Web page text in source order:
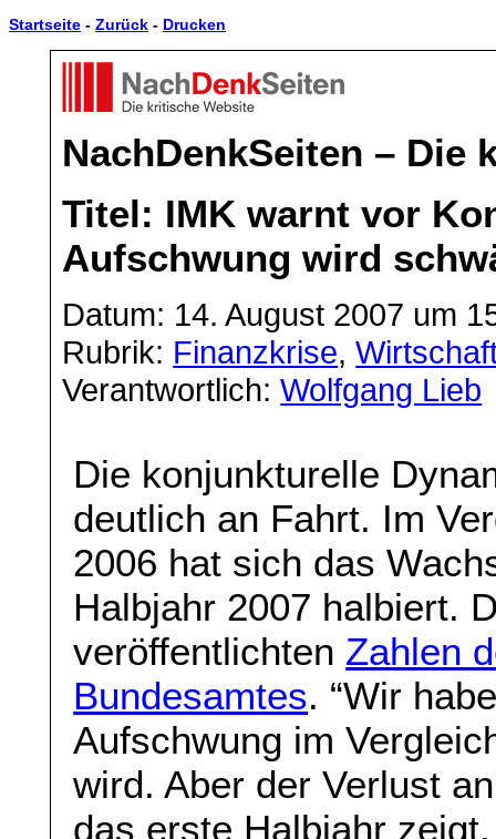
Startseite - Zurück - Drucken
NachDenkSeiten – Die
Titel: IMK warnt vor
Aufschwung wird
Datum: 14. August 2007 um
Rubrik: Finanzkrise,
Verantwortlich:Wolfgang Lieb
Die konjunkturelle
deutlich an Fahrt. Im
2006 hat sich das
Halbjahr 2007 halbiert.
veröffentlichten Zahlen
Bundesamtes. “Wir
Aufschwung im
wird. Aber der Verlust
das erste Halbjahr